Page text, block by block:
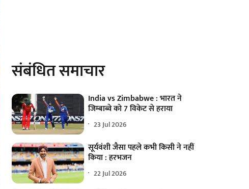
संबंधित समाचार
India vs Zimbabwe : भारत ने
जिम्बाब्वे को 7 विकेट से हराया
23 Jul 2026
सूर्यवंशी जैसा पहले कभी किसी ने नहीं
किया : हरभजन
22 Jul 2026